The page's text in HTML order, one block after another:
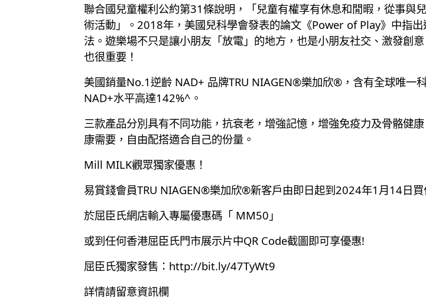
聯合國兒童權利公約第31條說明，「兒童有權享有休息和閒暇，從事與
術活動」。2018年，美國兒科學會發表的論文《Power of Play》中指
法。遊樂場不只是讓小朋友「放電」的地方，也是小朋友社交、激發創
也很重要！
美國銷量No.1逆齡 NAD+ 品牌TRU NIAGEN®樂加欣®，含有全球唯一
NAD+水平高達142%^。
三款產品分別具有不同功能，抗衰老，增強記憶，增強免疫力及骨骼健
康需要，自由配搭適合自己的份量。
Mill MILK觀眾獨家優惠！
易賞錢會員TRU NIAGEN®樂加欣®新客戶由即日起到2024年1月14日
於屈臣氏網店輸入專屬優惠碼「 MM50」
或到任何香港屈臣氏門市展示片中QR Code截圖即可享優惠!
屈臣氏獨家發售： http://bit.ly/47TyWt9
詳情請留意資訊欄